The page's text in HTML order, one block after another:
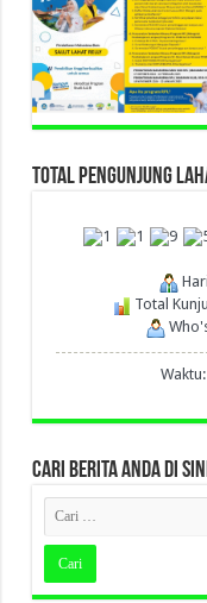
TOTAL PENGUNJUNG
Total
CARI BERITA ANDA DI